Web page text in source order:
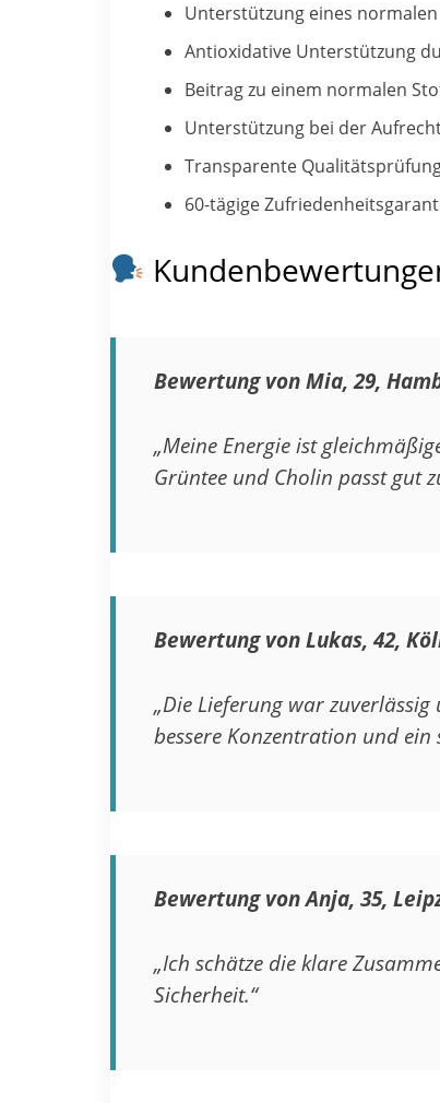
Unterstützung eines
Antioxidative Unterstützung
Beitrag zu einem normalen
Unterstützung bei der
Transparente
60-tägige
Bewertung von Mia, 29,
„Meine Energie ist
Grüntee und Cholin passt gut
Bewertung von Lukas, 42,
„Die Lieferung war
bessere Konzentration und ein
Bewertung von Anja, 35,
„Ich schätze die klare
Sicherheit.“